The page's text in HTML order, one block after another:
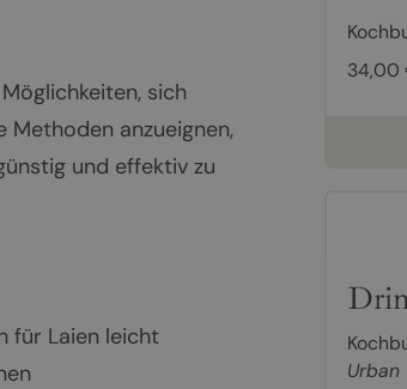
sich
Methoden anzueignen,
und effektiv zu
für Laien leicht
34,00
Urban